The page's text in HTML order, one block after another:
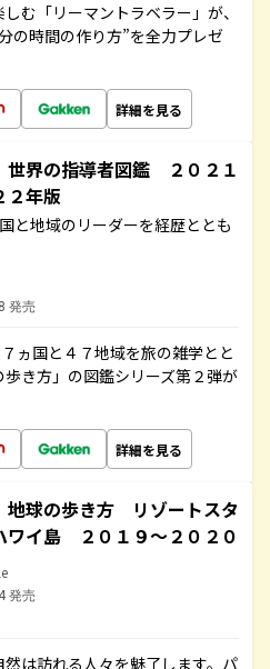
む「リーマントラベラー」が、
の時間の作り方”を全力プレゼ
詳細を見る
界の指導者図鑑 ２０２１
２年版
と地域のリーダーを経歴ととも
発売
ヵ国と４７地域を旅の雑学とと
き方」の図鑑シリーズ第２弾が
詳細を見る
球の歩き方 リゾートスタ
イ島 ２０１９～２０２０
発売
は訪れる人々を魅了します。パ